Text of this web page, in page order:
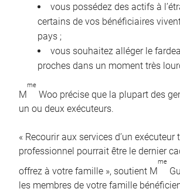
vous possédez des actifs à
certains de vos bénéficiaires
pays ;
vous souhaitez alléger le
proches dans un moment très
M
me
Woo précise que la plupart des
un ou deux exécuteurs.
« Recourir aux services d’un
professionnel pourrait être le dernier
offrez à votre famille », soutient M
me
les membres de votre famille